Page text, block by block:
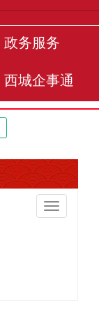
政务服务
西城企事通
切
换